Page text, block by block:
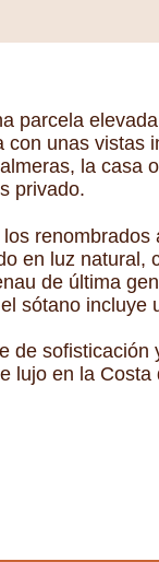
parcela
con unas vistas
la casa
privado.
en luz natural,
de última
sótano incluye
de
lujo en la Costa